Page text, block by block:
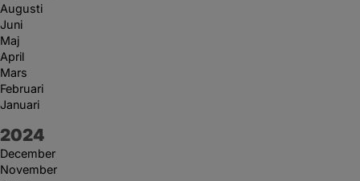
Augusti
Juni
Maj
April
Mars
Februari
Januari
År:
2024
December
November